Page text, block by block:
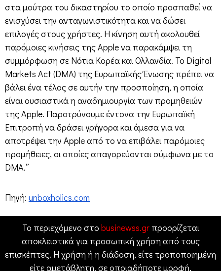
στα μούτρα του δικαστηρίου το οποίο προσπαθεί να
ενισχύσει την ανταγωνιστικότητα και να δώσει
επιλογές στους χρήστες. Η κίνηση αυτή ακολουθεί
παρόμοιες κινήσεις της Apple να παρακάμψει τη
συμμόρφωση σε Νότια Κορέα και Ολλανδία. Το Digital
Markets Act (DMA) της Ευρωπαϊκής Ένωσης πρέπει να
βάλει ένα τέλος σε αυτήν την προσποίηση, η οποία
είναι ουσιαστικά η αναδημιουργία των προμηθειών
της Apple. Παροτρύνουμε έντονα την Ευρωπαϊκή
Επιτροπή να δράσει γρήγορα και άμεσα για να
αποτρέψει την Apple από το να επιβάλει παρόμοιες
προμήθειες, οι οποίες απαγορεύονται σύμφωνα με το
DMA.”
Πηγή: unboxholics.com
Το περιεχόμενο στο businewss.grπροορίζεται
αποκλειστικά για προσωπική χρήση από τους
επισκέπτες. Η χρήση ή η διάδοση, είτε τροποποιημένη
είτε αμετάβλητη, σε οποιαδήποτε μορφή,